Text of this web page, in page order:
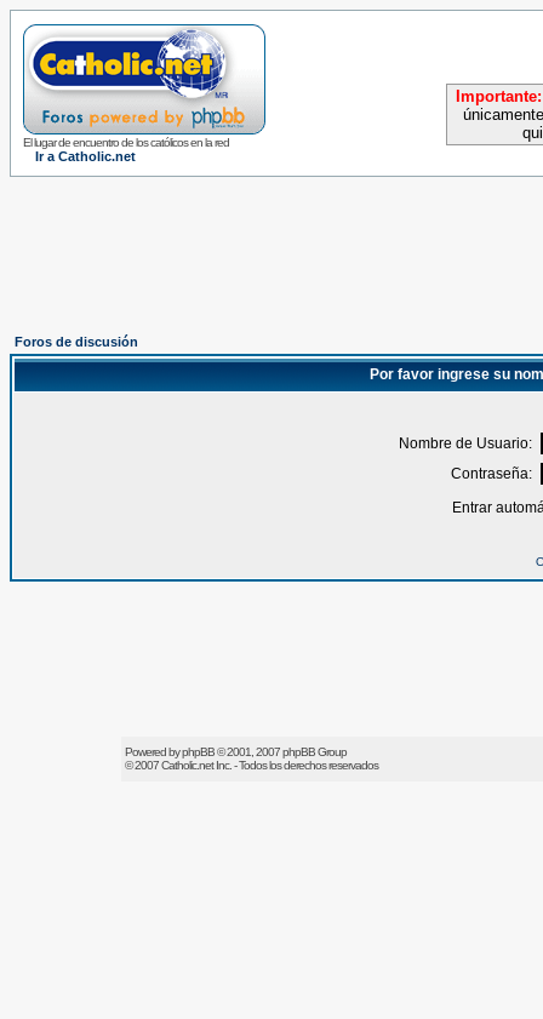
El lugar de encuentro de los católicos en la red
Ir a Catholic.net
Importante:
Foros de discusión
Por favor ingrese su
Nombre de Usuario:
Contraseña:
Entrar
Powered byphpBB© 2001, 2007 phpBB Group
© 2007Catholic.netInc. - Todos los derechos reservados